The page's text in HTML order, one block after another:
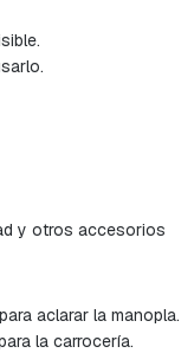
y otros accesorios
aclarar la manopla.
la carrocería.